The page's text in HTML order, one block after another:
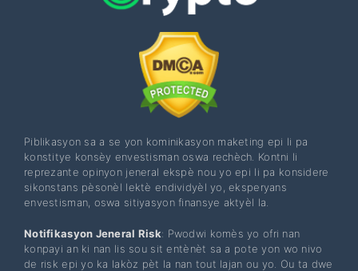
Piblikasyon sa a se yon kominikasyon maketing epi li pa
konstitye konsèy envestisman oswa rechèch. Kontni li
reprezante opinyon jeneral ekspè nou yo epi li pa konsidere
sikonstans pèsonèl lektè endividyèl yo, eksperyans
envestisman, oswa sitiyasyon finansye aktyèl la.
Notifikasyon Jeneral Risk: Pwodwi komès yo ofri nan
konpayi an ki nan lis sou sit entènèt sa a pote yon wo nivo
de risk epi yo ka lakòz pèt la nan tout lajan ou yo. Ou ta dwe